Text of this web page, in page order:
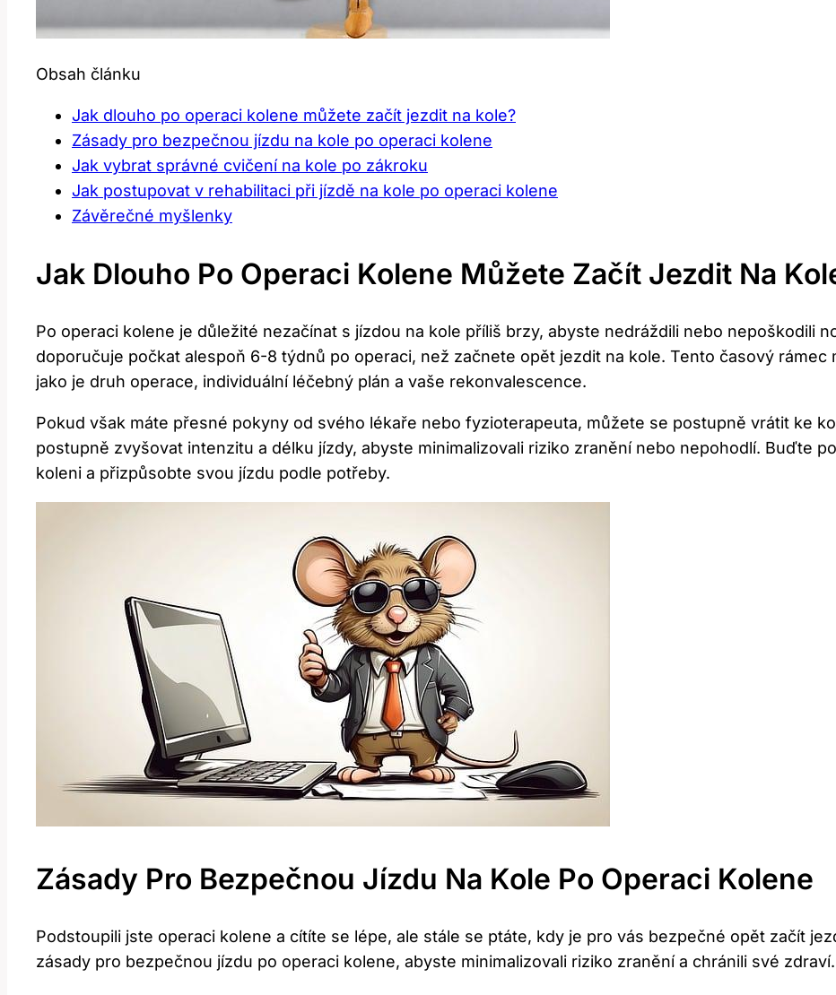
Obsah článku
Jak dlouho po operaci ‌kolene‍ můžete začít jezdit na kole?
Zásady ⁢pro ⁣bezpečnou jízdu na ​kole po operaci kolene
Jak vybrat​ správné ⁤cvičení na kole po zákroku
Jak postupovat⁢ v rehabilitaci ⁤při jízdě na kole po operaci kolene
Závěrečné ‍myšlenky
Jak Dlouho Po Operaci ‌kolene‍ Můžete Začít Jezdit Na
Po operaci ‍kolene je důležité⁢ nezačínat s jízdou na kole příliš brzy, ​abyste nedráždili nebo nepoškodili
doporučuje počkat alespoň 6-8 týdnů ‍po ​operaci, než začnete opět jezdit‌ na kole. Tento časový
‌jako⁢ je druh operace, individuální léčebný plán‌ a⁤ vaše⁤ rekonvalescence.
Pokud ‌však ‍máte ⁢přesné ⁣pokyny od svého lékaře nebo fyzioterapeuta, můžete se ⁢postupně ‌vrátit ke
postupně⁢ zvyšovat intenzitu a délku jízdy,‌ abyste minimalizovali riziko zranění nebo nepohodlí. ⁣Buďte
koleni a⁤ přizpůsobte svou⁣ jízdu podle potřeby.
Zásady ⁢pro ⁣bezpečnou Jízdu Na ​kole Po Operaci Kolene
Podstoupili jste operaci kolene a cítíte se lépe,⁤ ale stále se ptáte, kdy⁤ je pro vás bezpečné opět ​začít
zásady pro bezpečnou jízdu po‍ operaci kolene, abyste ‌minimalizovali riziko zranění a‌ chránili své zdraví.